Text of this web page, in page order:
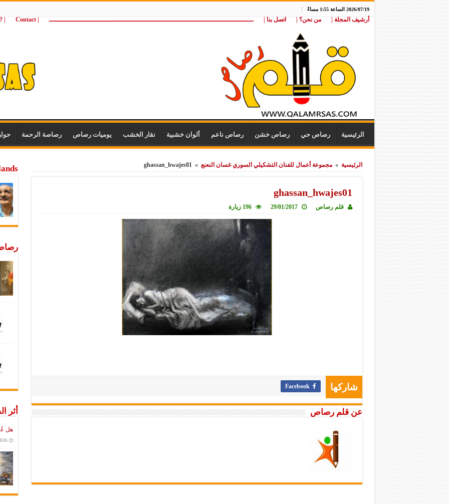
2026/07/19 الساعة 1:55 مساءً
أرشيف المجلة | من نحن؟ | اتصل بنا | ــــــــــــــــــــــــــــــــــــــــــــــــــــــــــــــــــــــــــــــــــــــــــــــــــــــ | Contact
wij
الرئيسية رصاص حي رصاص خشن رصاص ناعم ألوان خشبية نقار الخشب يوميات رصاص رصاصة الرحمة
الرئيسية » مجموعة أعمال للفنان التشكيلي السوري غسان النعنع »
ghassan_hwajes01
ghassan_hwajes01
قلم رصاص 29/01/2017 196 زيارة
شاركها Facebook
عن قلم رصاص أثر
هل